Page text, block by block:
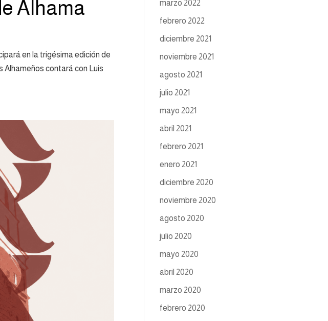
Alhama
en la trigésima edición de
Alhameños contará con Luis
marzo 2022
febrero 2022
diciembre 2021
noviembre 2021
agosto 2021
julio 2021
mayo 2021
abril 2021
febrero 2021
enero 2021
diciembre 2020
noviembre 2020
agosto 2020
julio 2020
mayo 2020
abril 2020
marzo 2020
febrero 2020